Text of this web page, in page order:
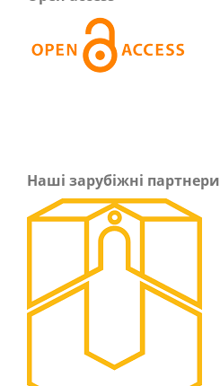
Наші зарубіжні партнери